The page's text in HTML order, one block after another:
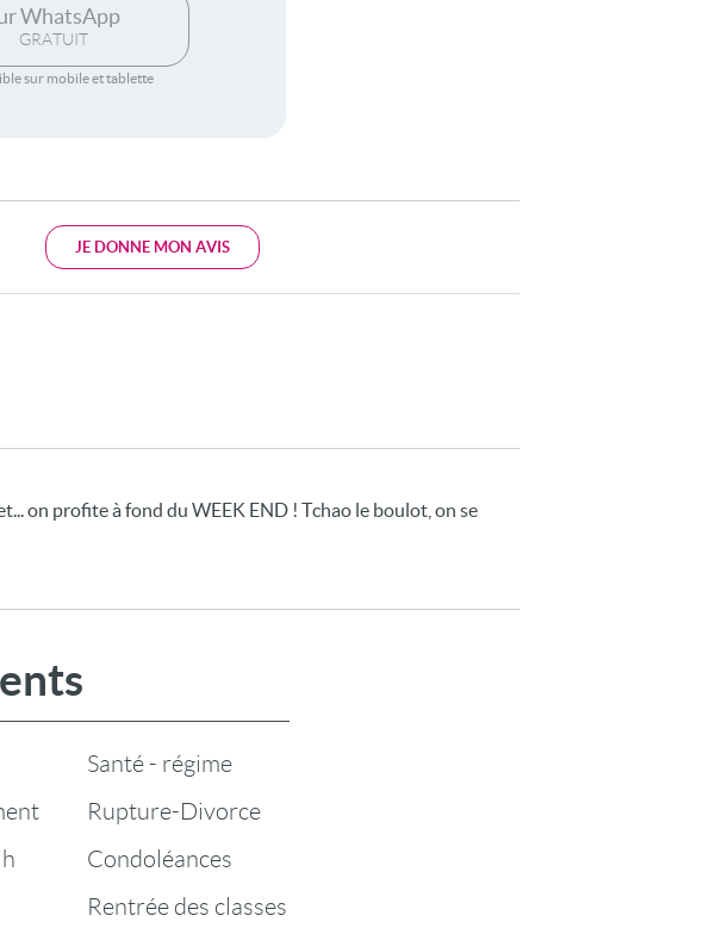
WhatsApp
GRATUIT
sur mobile et tablette
JE DONNE MON AVIS
on profite à fond du WEEK END ! Tchao le boulot, on se
Santé - régime
Rupture-Divorce
Condoléances
Rentrée des classes